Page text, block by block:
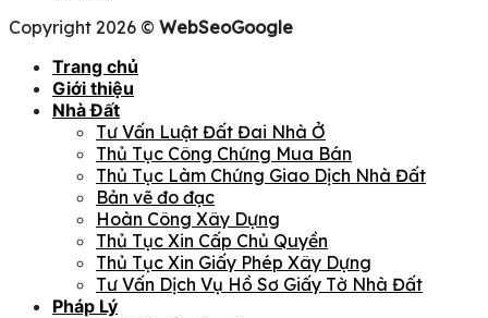
Copyright 2026 © WebSeoGoogle
Trang chủ
Giới thiệu
Nhà Đất
Tư Vấn Luật Đất Đai Nhà Ở
Thủ Tục Công Chứng Mua Bán
Thủ Tục Làm Chứng Giao Dịch Nhà Đất
Bản vẽ đo đạc
Hoàn Công Xây Dựng
Thủ Tục Xin Cấp Chủ Quyền
Thủ Tục Xin Giấy Phép Xây Dựng
Tư Vấn Dịch Vụ Hồ Sơ Giấy Tờ Nhà Đất
Pháp Lý